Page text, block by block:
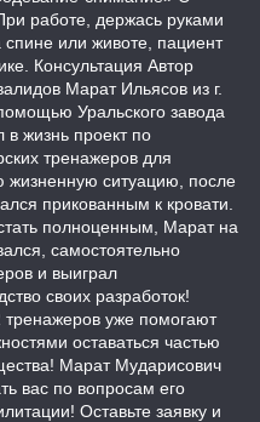
работе, держась руками
или животе, пациент
Консультация Автор
Марат Ильясов из г.
Уральского завода
в жизнь проект по
тренажеров для
жизненную ситуацию, после
прикованным к кровати.
полноценным, Марат на
самостоятельно
и выиграл
своих разработок!
уже помогают
оставаться частью
Марат Мударисович
вас по вопросам его
Оставьте заявку и